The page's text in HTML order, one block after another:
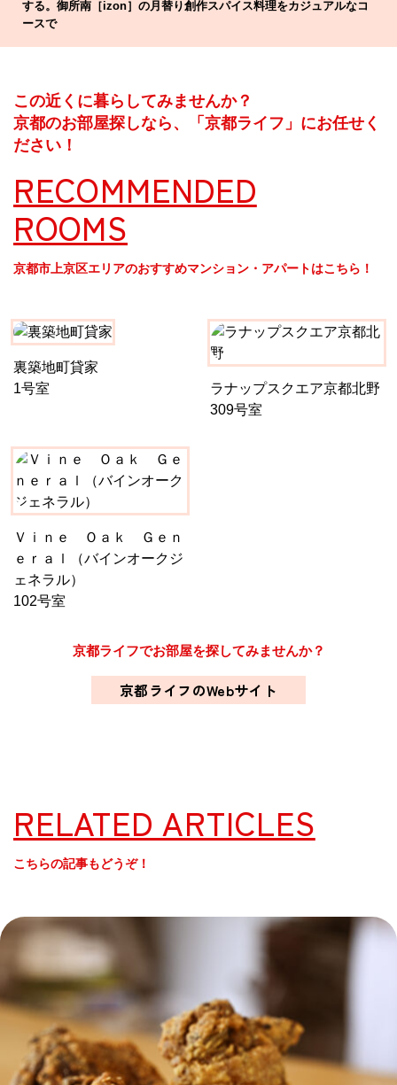
する。御所南［izon］の月替り創作スパイス料理をカジュアルなコ
ースで
この近くに暮らしてみませんか？
京都のお部屋探しなら、「京都ライフ」にお任せく
ださい！
RECOMMENDED
ROOMS
京都市上京区エリアのおすすめマンション・アパートはこちら！
裏築地町貸家
1号室
ラナップスクエア京都北野
309号室
Ｖｉｎｅ Ｏａｋ Ｇｅｎ
ｅｒａｌ（バインオークジ
ェネラル）
102号室
京都ライフでお部屋を探してみませんか？
京都ライフのWebサイト
RELATED ARTICLES
こちらの記事もどうぞ！